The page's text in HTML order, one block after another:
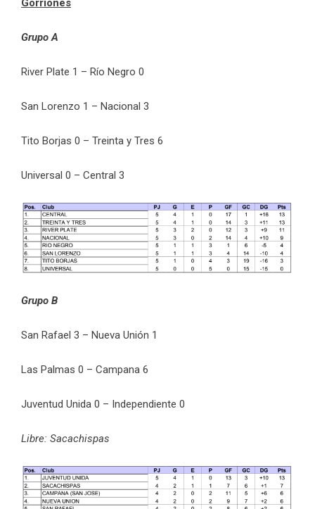
Gorriones
Grupo A
River Plate 1 – Río Negro 0
San Lorenzo 1 – Nacional 3
Tito Borjas 0 – Treinta y Tres 6
Universal 0 – Central 3
Grupo B
San Rafael 3 – Nueva Unión 1
Las Palmas 0 – Campana 6
Juventud Unida 0 – Independiente 0
Libre: Sacachispas